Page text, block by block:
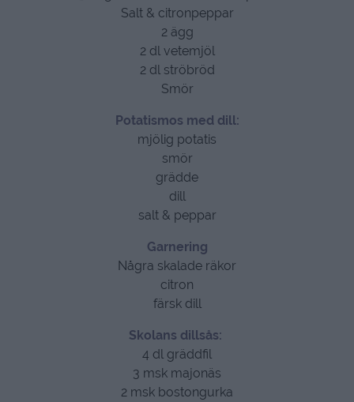
Salt & citronpeppar
2 ägg
2 dl vetemjöl
2 dl ströbröd
Smör
Potatismos med dill:
mjölig potatis
smör
grädde
dill
salt & peppar
Garnering
Några skalade räkor
citron
färsk dill
Skolans dillsås:
4 dl gräddfil
3 msk majonäs
2 msk bostongurka